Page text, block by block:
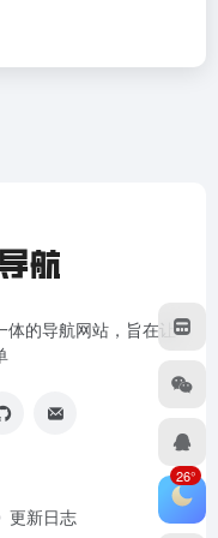
体的导航网站，旨在让
更新日志
26°